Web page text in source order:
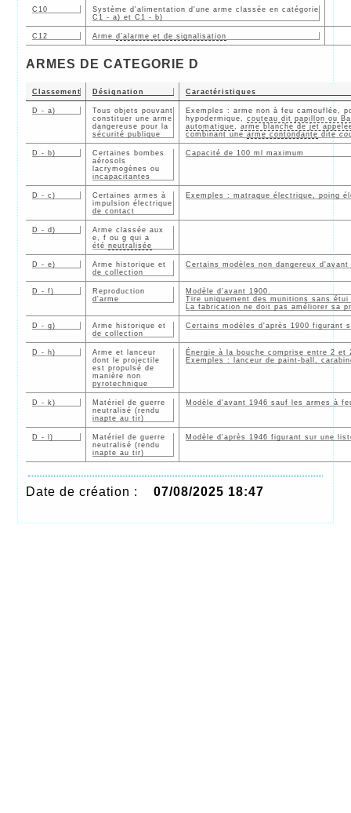
C10
Système d'alimentation d'une arme classée en catégorie
C1 - a) et C1 - b)
C12 Arme d’alarme et de signalisation
ARMES DE CATEGORIE D
Classement Désignation Caractéristiques
D - a)
Tous objets pouvant
constituer une arme
dangereuse pour la
sécurité publique
Exemples : arme non à feu camouflée,
hypodermique, couteau dit papillon ou
automatique, arme blanche de jet
combinant une arme contondante dite
D - b)
Certaines bombes
aérosols
lacrymogènes ou
incapacitantes
Capacité de 100 ml maximum
D - c)
Certaines armes à
impulsion électrique
de contact
Exemples : matraque électrique, poing
D - d)
Arme classée aux
e, f ou g qui a
été neutralisée
D - e)
Arme historique et
de collection
Certains modèles non dangereux d'avant
D - f)
Reproduction
d'arme
Modèle d'avant 1900.
Tire uniquement des munitions sans étui
La fabrication ne doit pas améliorer sa
D - g)
Arme historique et
de collection
Certains modèles d'après 1900 figurant
D - h)
Arme et lanceur
dont le projectile
est propulsé de
manière non
pyrotechnique
Énergie à la bouche comprise entre 2 et
Exemples : lanceur de paint-ball,
D - k)
Matériel de guerre
neutralisé (rendu
inapte au tir)
Modèle d'avant 1946 sauf les armes à
D - l)
Matériel de guerre
neutralisé (rendu
inapte au tir)
Modèle d'après 1946 figurant sur une
Date de création : 07/08/2025 18:47